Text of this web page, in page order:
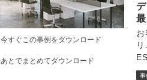
今すぐこの事例をダウンロード
あとでまとめてダウンロード
廃
事